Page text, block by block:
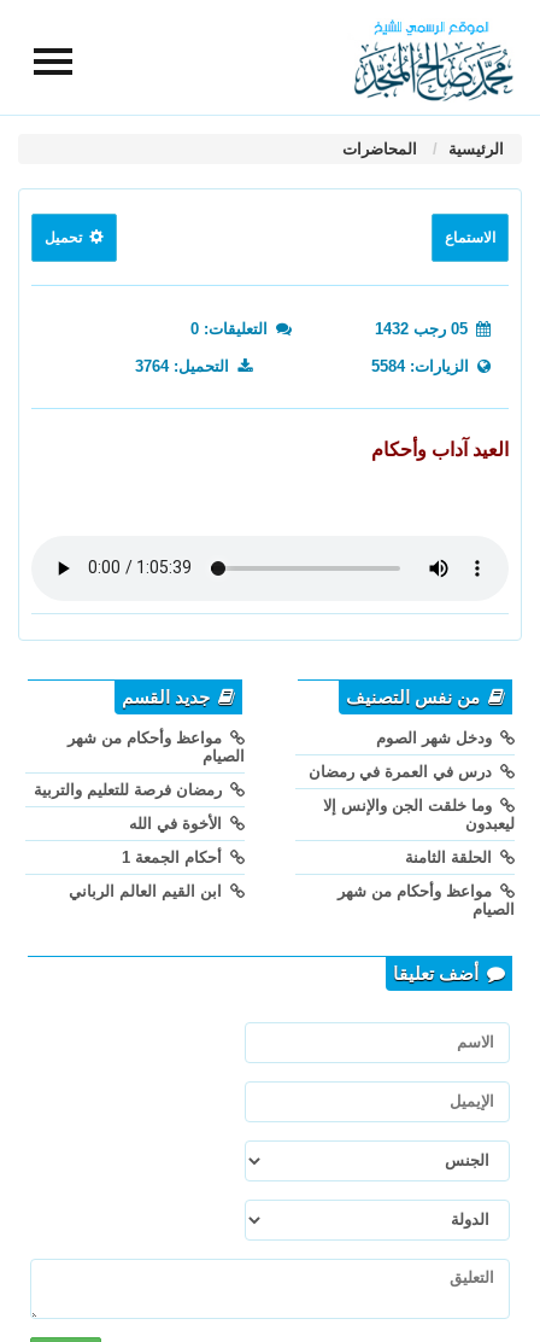
الرئيسية المحاضرات
الاستماع تحميل
التعليقات: 0
الزيارات: 5584 التحميل: 3764
العيد آداب وأحكام
من نفس التصنيف
ودخل شهر الصوم
درس في العمرة في رمضان
وما خلقت الجن والإنس إلا
ليعبدون
الحلقة الثامنة
مواعظ وأحكام من شهر
الصيام
جديد القسم
مواعظ وأحكام من شهر
الصيام
رمضان فرصة للتعليم والتربية
الأخوة في الله
أحكام الجمعة 1
ابن القيم العالم الرباني
أضف تعليقا